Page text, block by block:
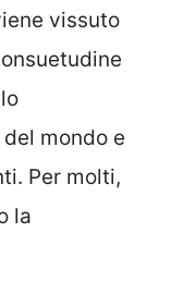
vissuto
mondo e
Per molti,
la